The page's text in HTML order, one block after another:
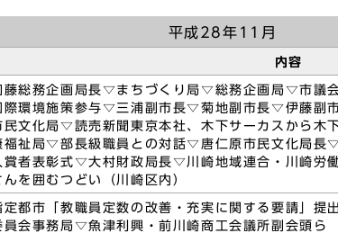
平成28年11月
内容
藤総務企画局長▽まちづくり局▽総務企画局▽市
際環境施策参与▽三浦副市長▽菊地副市長▽伊藤副
民文化局▽読売新聞東京本社、木下サーカスから木
祉局▽部長級職員との対話▽唐仁原市民文化局長
賞者表彰式▽大村財政局長▽川崎地域連合・川崎労
を囲むつどい（川崎区内）
定都市「教職員定数の改善・充実に関する要請」
会事務局▽魚津利興・前川崎商工会議所副会頭ら